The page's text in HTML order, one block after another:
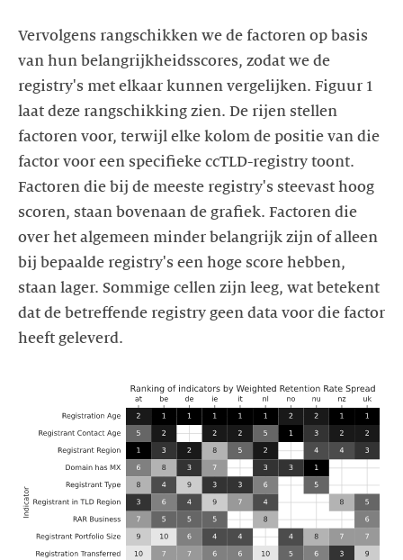
Vervolgens rangschikken we de factoren op basis
van hun belangrijkheidsscores, zodat we de
registry's met elkaar kunnen vergelijken. Figuur 1
laat deze rangschikking zien. De rijen stellen
factoren voor, terwijl elke kolom de positie van die
factor voor een specifieke ccTLD-registry toont.
Factoren die bij de meeste registry's steevast hoog
scoren, staan bovenaan de grafiek. Factoren die
over het algemeen minder belangrijk zijn of alleen
bij bepaalde registry's een hoge score hebben,
staan lager. Sommige cellen zijn leeg, wat betekent
dat de betreffende registry geen data voor die factor
heeft geleverd.
https://images.ctfassets.net/yj8364fopk6s/
indicators-
weighted-
retention-
spread.svg